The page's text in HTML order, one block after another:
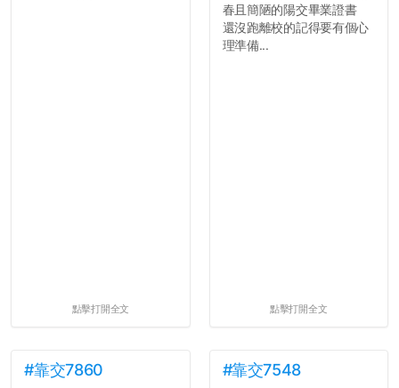
點擊打開全文
春且簡陋的陽交畢業證書
還沒跑離校的記得要有個心
理準備...
點擊打開全文
#靠交7860 #靠交7548